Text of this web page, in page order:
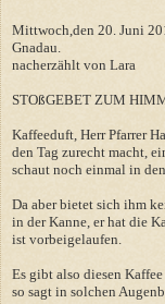
Mittwoch,den 20. Juni
Gnadau.
nacherzählt von Lara
STOßGEBET ZUM
Kaffeeduft, Herr Pfarrer
den Tag zurecht macht,
schaut noch einmal in
Da aber bietet sich ihm
in der Kanne, er hat die
ist vorbeigelaufen.
Es gibt also diesen
so sagt in solchen